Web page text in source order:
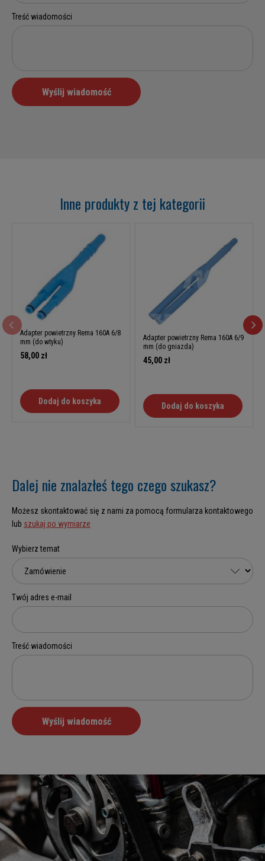
Inne produkty z tej kategorii
Adapter powietrzny Rema 160A 6/8
mm (do wtyku)
58,00 zł
Dodaj do koszyka
Adapter powietrzny Rema 160A 6/9
mm (do gniazda)
45,00 zł
Dodaj do koszyka
Dalej nie znalazłeś tego czego szukasz?
Możesz skontaktować się z nami za pomocą formularza kontaktowego
lub szukaj po wymiarze